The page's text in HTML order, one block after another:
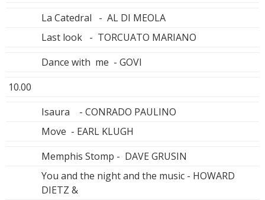
La Catedral - AL DI MEOLA
Last look - TORCUATO MARIANO
Dance with me - GOVI
10.00
Isaura - CONRADO PAULINO
Move - EARL KLUGH
Memphis Stomp - DAVE GRUSIN
You and the night and the music - HOWARD
DIETZ &